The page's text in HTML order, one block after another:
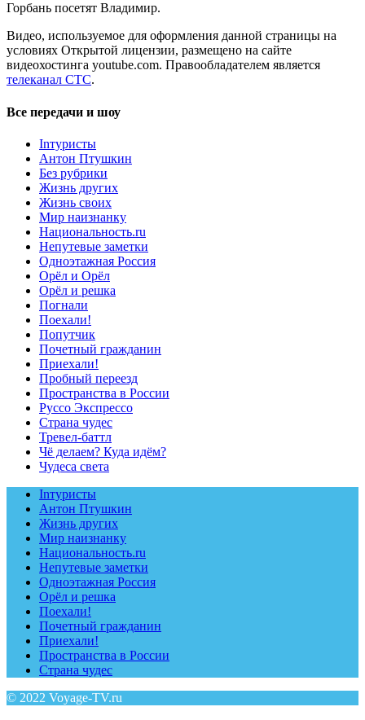
Горбань посетят Владимир.
Видео, используемое для оформления данной страницы на
условиях Открытой лицензии, размещено на сайте
видеохостинга youtube.com. Правообладателем является
телеканал СТС.
Все передачи и шоу
Inтуристы
Антон Птушкин
Без рубрики
Жизнь других
Жизнь своих
Мир наизнанку
Национальность.ru
Непутевые заметки
Одноэтажная Россия
Орёл и Орёл
Орёл и решка
Погнали
Поехали!
Попутчик
Почетный гражданин
Приехали!
Пробный переезд
Пространства в России
Руссо Экспрессо
Страна чудес
Тревел-баттл
Чё делаем? Куда идём?
Чудеса света
Inтуристы
Антон Птушкин
Жизнь других
Мир наизнанку
Национальность.ru
Непутевые заметки
Одноэтажная Россия
Орёл и решка
Поехали!
Почетный гражданин
Приехали!
Пространства в России
Страна чудес
© 2022 Voyage-TV.ru